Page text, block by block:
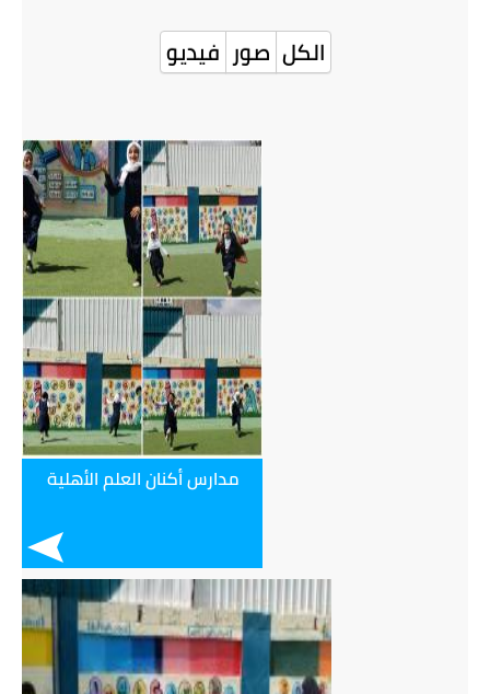
الكل صور فيديو
مدارس أكنان العلم الأهلية